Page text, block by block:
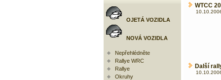
OJETÁ VOZIDLA
NOVÁ VOZIDLA
Nepřehlédněte
Rallye WRC
Rallye
Okruhy
WTCC
Další